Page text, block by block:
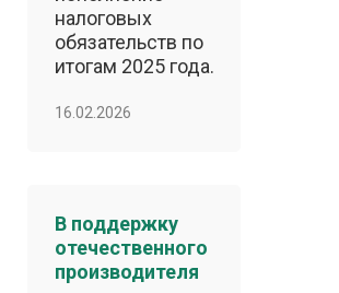
налоговых
обязательств по
итогам 2025 года.
16.02.2026
В поддержку
отечественного
производителя